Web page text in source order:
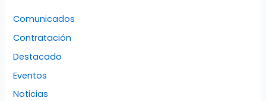
Comunicados
Contratación
Destacado
Eventos
Noticias